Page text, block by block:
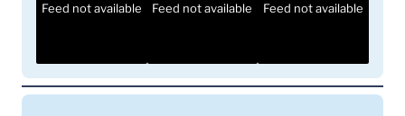
Feed not available Feed not available Feed not available